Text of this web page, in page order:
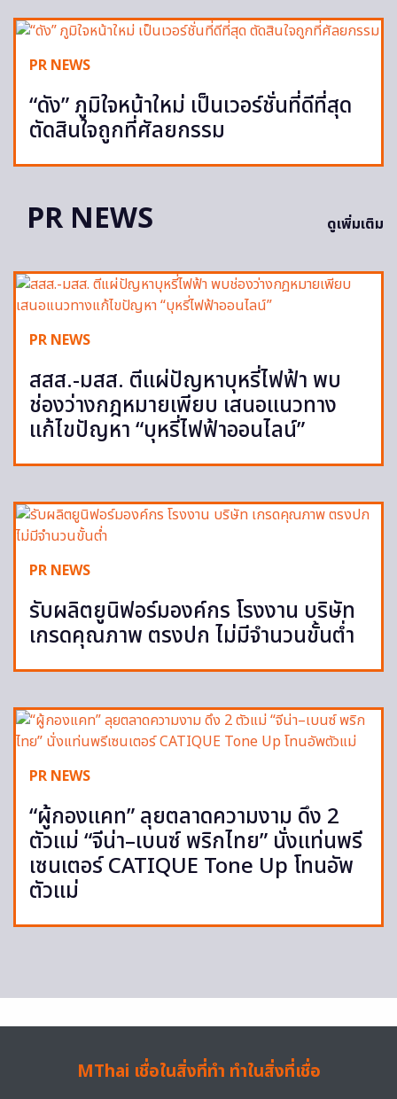
PR NEWS
“ดัง” ภูมิใจหน้าใหม่ เป็นเวอร์ชั่นที่ดีที่สุด
ตัดสินใจถูกที่ศัลยกรรม
PR NEWS ดูเพิ่มเติม
PR NEWS
สสส.-มสส. ตีแผ่ปัญหาบุหรี่ไฟฟ้า พบ
ช่องว่างกฎหมายเพียบ เสนอแนวทาง
แก้ไขปัญหา “บุหรี่ไฟฟ้าออนไลน์”
PR NEWS
รับผลิตยูนิฟอร์มองค์กร โรงงาน บริษัท
เกรดคุณภาพ ตรงปก ไม่มีจำนวนขั้นต่ำ
PR NEWS
“ผู้กองแคท” ลุยตลาดความงาม ดึง 2
ตัวแม่ “จีน่า–เบนซ์ พริกไทย” นั่งแท่นพรี
เซนเตอร์ CATIQUE Tone Up โทนอัพ
ตัวแม่
MThai เชื่อในสิ่งที่ทำ ทำในสิ่งที่เชื่อ